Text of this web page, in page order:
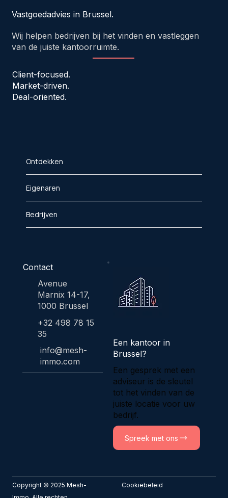
Vastgoedadvies in Brussel.
Wij helpen bedrijven bij het vinden en vastleggen
van de juiste kantoorruimte.
Client-focused.
Market-driven.
Deal-oriented.
Ontdekken
Eigenaren
Bedrijven
Contact
Avenue
Marnix 14-17,
1000 Brussel
+32 498 78 15
35
info@mesh-
immo.com
Een kantoor in
Brussel?
Een gesprek met een
adviseur is de sleutel
tot het vinden van de
juiste locatie voor uw
bedrijf.
Spreek met ons
Copyright © 2025 Mesh-
Cookiebeleid